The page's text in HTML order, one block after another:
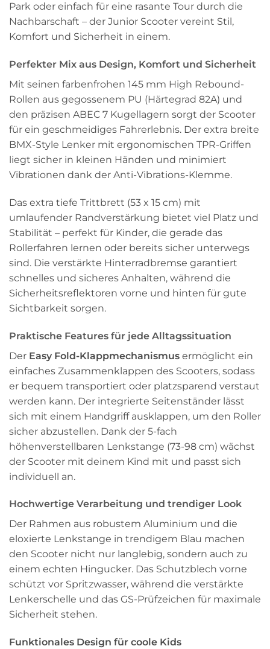
Park oder einfach für eine rasante Tour durch die
Nachbarschaft – der Junior Scooter vereint Stil,
Komfort und Sicherheit in einem.
Perfekter Mix aus Design, Komfort und Sicherheit
Mit seinen farbenfrohen 145 mm High Rebound-
Rollen aus gegossenem PU (Härtegrad 82A) und
den präzisen ABEC 7 Kugellagern sorgt der Scooter
für ein geschmeidiges Fahrerlebnis. Der extra breite
BMX-Style Lenker mit ergonomischen TPR-Griffen
liegt sicher in kleinen Händen und minimiert
Vibrationen dank der Anti-Vibrations-Klemme.
Das extra tiefe Trittbrett (53 x 15 cm) mit
umlaufender Randverstärkung bietet viel Platz und
Stabilität – perfekt für Kinder, die gerade das
Rollerfahren lernen oder bereits sicher unterwegs
sind. Die verstärkte Hinterradbremse garantiert
schnelles und sicheres Anhalten, während die
Sicherheitsreflektoren vorne und hinten für gute
Sichtbarkeit sorgen.
Praktische Features für jede Alltagssituation
Der Easy Fold-Klappmechanismus ermöglicht ein
einfaches Zusammenklappen des Scooters, sodass
er bequem transportiert oder platzsparend verstaut
werden kann. Der integrierte Seitenständer lässt
sich mit einem Handgriff ausklappen, um den Roller
sicher abzustellen. Dank der 5-fach
höhenverstellbaren Lenkstange (73-98 cm) wächst
der Scooter mit deinem Kind mit und passt sich
individuell an.
Hochwertige Verarbeitung und trendiger Look
Der Rahmen aus robustem Aluminium und die
eloxierte Lenkstange in trendigem Blau machen
den Scooter nicht nur langlebig, sondern auch zu
einem echten Hingucker. Das Schutzblech vorne
schützt vor Spritzwasser, während die verstärkte
Lenkerschelle und das GS-Prüfzeichen für maximale
Sicherheit stehen.
Funktionales Design für coole Kids